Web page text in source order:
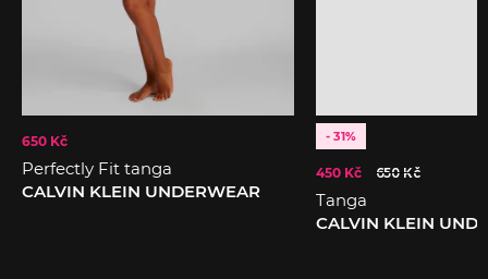
650 Kč
Perfectly Fit tanga
CALVIN KLEIN UNDERWEAR
- 31%
450 Kč 650 Kč
Tanga
CALVIN KLEIN